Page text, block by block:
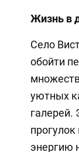
Жизнь в
Село
обойти
уютных
галерей.
энергию